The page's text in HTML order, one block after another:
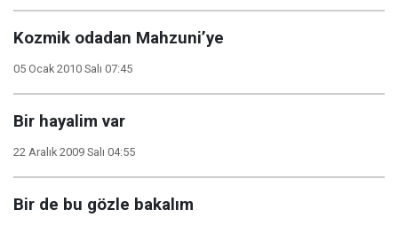
Kozmik odadan Mahzuni’ye
05 Ocak 2010 Salı 07:45
Bir hayalim var
22 Aralık 2009 Salı 04:55
Bir de bu gözle bakalım